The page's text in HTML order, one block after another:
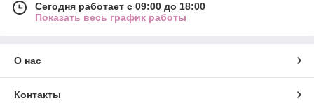
Сегодня работает с 09:00 до 18:00
Показать весь график работы
О нас
Контакты